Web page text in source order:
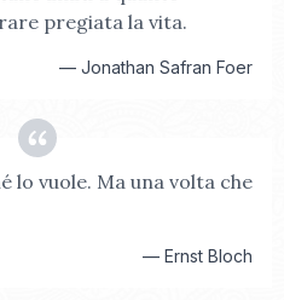
pregiata la vita.
—Jonathan Safran Foer
lo vuole. Ma una volta che
—Ernst Bloch